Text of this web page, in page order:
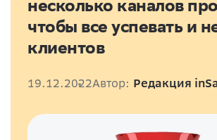
несколько каналов
чтобы все успевать и
клиентов
19.12.2022Автор: Редакция